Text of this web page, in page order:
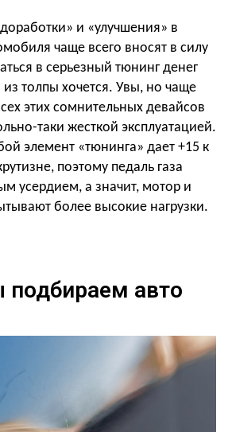
и «улучшения» в
чаще всего вносят в силу
в серьезный тюнинг денег
из толпы хочется. Увы, но чаще
этих сомнительных девайсов
таки жесткой эксплуатацией.
элемент «тюнинга» дает +15 к
поэтому педаль газа
усердием, а значит, мотор и
более высокие нагрузки.
авто